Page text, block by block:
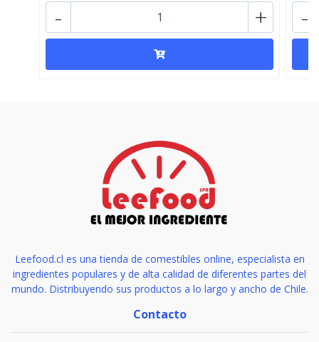
+
- -
Leefood.cl es una tienda de comestibles online, especialista en
ingredientes populares y de alta calidad de diferentes partes del
mundo. Distribuyendo sus productos a lo largo y ancho de Chile.
Contacto